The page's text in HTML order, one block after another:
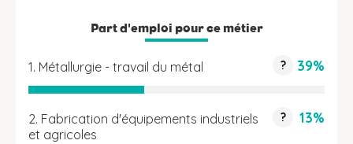
Part d'emploi pour ce métier
1. Métallurgie - travail du métal ? 39%
2. Fabrication d'équipements industriels
et agricoles
? 13%